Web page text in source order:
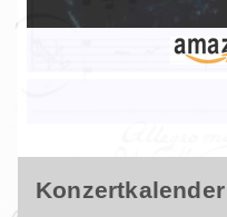
Konzertkalender